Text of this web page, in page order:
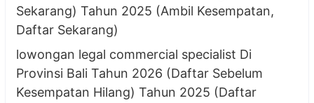
Sekarang) Tahun 2025 (Ambil Kesempatan,
Daftar Sekarang)
lowongan legal commercial specialist Di
Provinsi Bali Tahun 2026 (Daftar Sebelum
Kesempatan Hilang) Tahun 2025 (Daftar